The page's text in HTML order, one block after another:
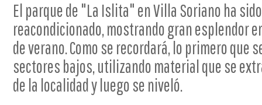
El parque de "La Islita" en Villa Soriano ha
reacondicionado, mostrando gran esplendor
de verano. Como se recordará, lo primero que
sectores bajos, utilizando material que se
de la localidad y luego se niveló.